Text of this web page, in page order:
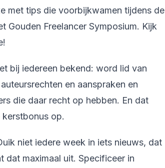
met tips die voorbijkwamen tijdens de
Gouden Freelancer Symposium. Kijk
bij iedereen bekend: word lid van
en aanspraken en
die daar recht op hebben. En dat
kerstbonus op.
niet iedere week in iets nieuws, dat
dat maximaal uit. Specificeer in